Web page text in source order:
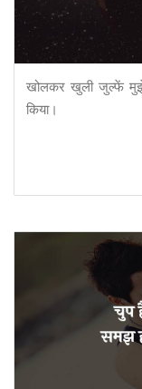
खोलकर खुली जुल्फें
किया।